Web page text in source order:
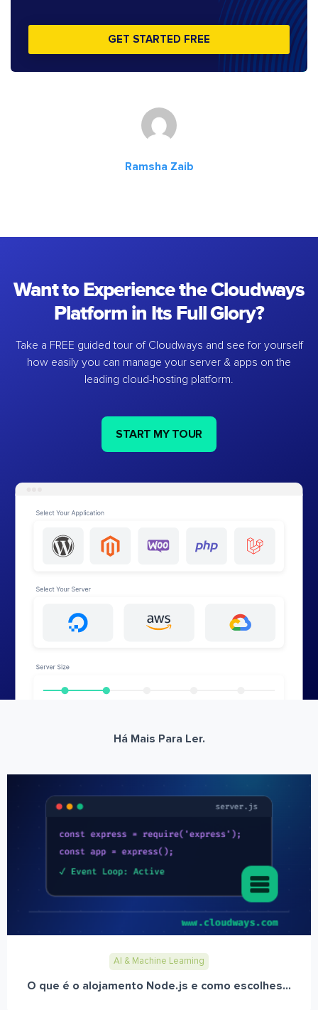
GET STARTED FREE
Ramsha Zaib
Want to Experience the Cloudways
Platform in Its Full Glory?
Take a FREE guided tour of Cloudways and see for yourself
how easily you can manage your server & apps on the
leading cloud-hosting platform.
START MY TOUR
Há Mais Para Ler.
AI & Machine Learning
O que é o alojamento Node.js e como escolhes...